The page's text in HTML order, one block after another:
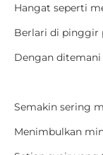
Hangat seperti
Berlari di pinggir
Dengan
Semakin sering
Menimbulkan